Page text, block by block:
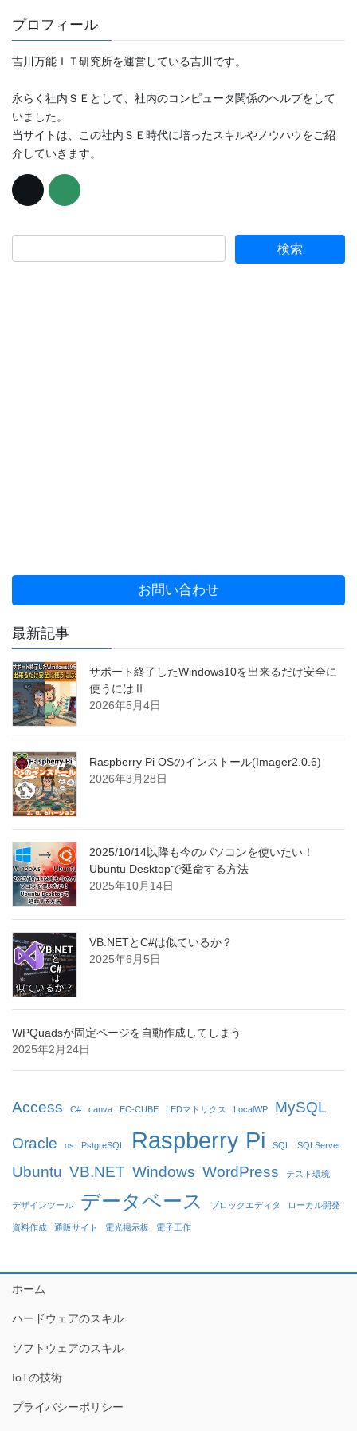
プロフィール
吉川万能ＩＴ研究所を運営している吉川です。
永らく社内ＳＥとして、社内のコンピュータ関係のヘルプをして
いました。
当サイトは、この社内ＳＥ時代に培ったスキルやノウハウをご紹
介していきます。
お問い合わせ
最新記事
サポート終了したWindows10を出来るだけ安全に
使うにはⅡ
2026年5月4日
Raspberry Pi OSのインストール(Imager2.0.6)
2026年3月28日
2025/10/14以降も今のパソコンを使いたい！
Ubuntu Desktopで延命する方法
2025年10月14日
VB.NETとC#は似ているか？
2025年6月5日
WPQuadsが固定ページを自動作成してしまう
2025年2月24日
Access C# canva EC-CUBE LEDマトリクス LocalWP MySQL
Oracle os PstgreSQL Raspberry Pi SQL SQLServer
Ubuntu VB.NET Windows WordPress テスト環境
デザインツール データベース ブロックエディタ ローカル開発
資料作成 通販サイト 電光掲示板 電子工作
ホーム
ハードウェアのスキル
ソフトウェアのスキル
IoTの技術
プライバシーポリシー